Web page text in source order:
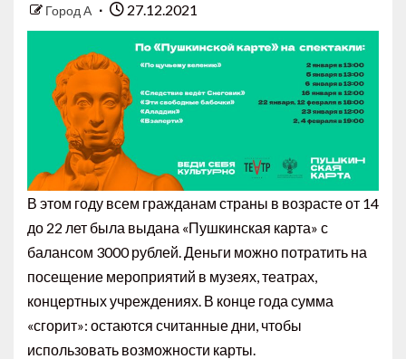
Город А 27.12.2021
В этом году всем гражданам страны в возрасте от 14
до 22 лет была выдана «Пушкинская карта» с
балансом 3000 рублей. Деньги можно потратить на
посещение мероприятий в музеях, театрах,
концертных учреждениях. В конце года сумма
«сгорит»: остаются считанные дни, чтобы
использовать возможности карты.